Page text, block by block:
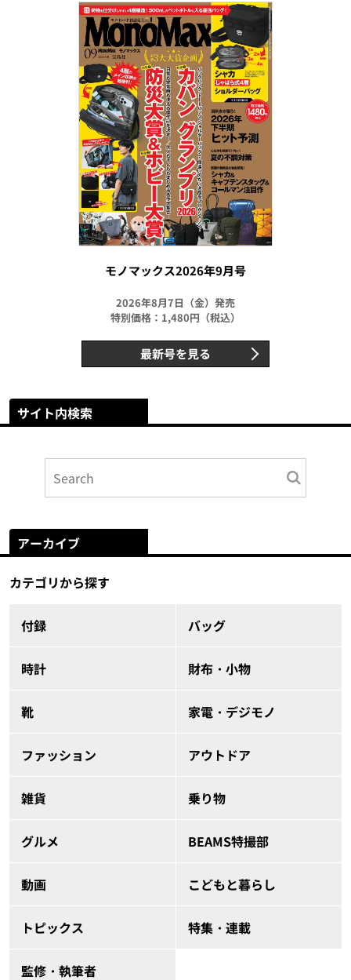
モノマックス2026年9月号
2026年8月7日（金）発売
特別価格：1,480円（税込）
最新号を見る
サイト内検索
アーカイブ
カテゴリから探す
付録 バッグ
時計 財布・小物
靴 家電・デジモノ
ファッション アウトドア
雑貨 乗り物
グルメ BEAMS特撮部
動画 こどもと暮らし
トピックス 特集・連載
監修・執筆者